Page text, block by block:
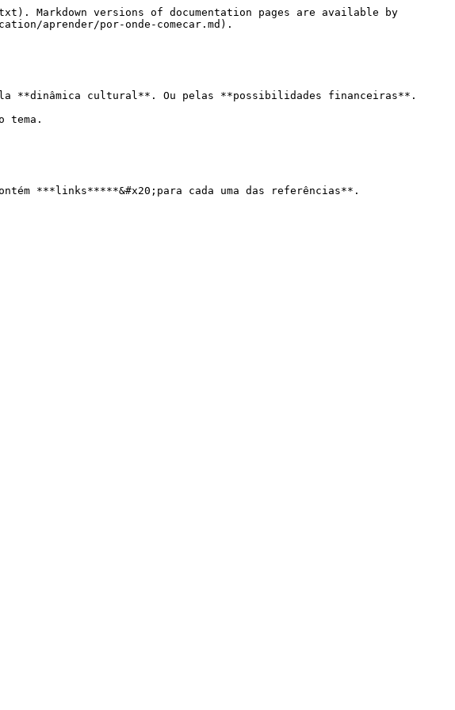
Markdown versions of documentation pages are available by
aprender/por-onde-comecar.md).
**dinâmica cultural**. Ou pelas **possibilidades financeiras**.
tema.